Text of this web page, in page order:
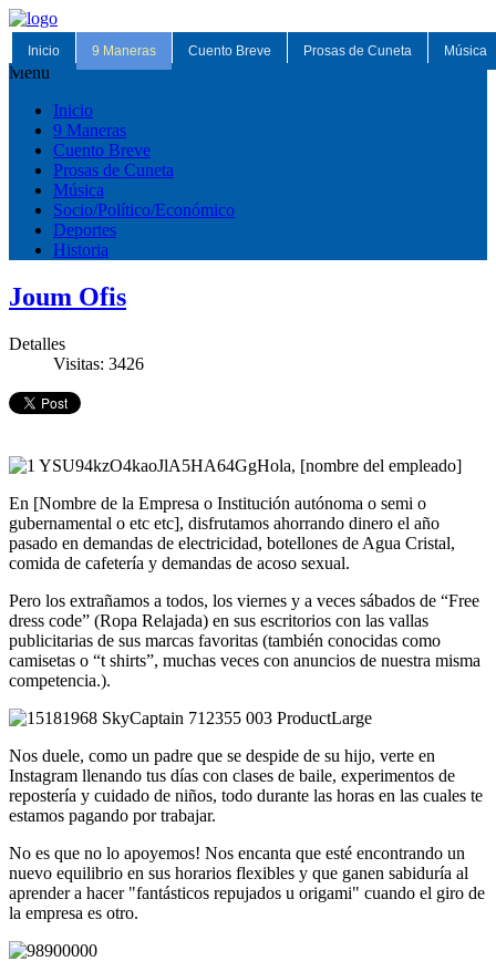
Inicio 9 Maneras Cuento Breve Prosas de Cuneta Música
Menu
Inicio
9 Maneras
Cuento Breve
Prosas de Cuneta
Música
Socio/Político/Económico
Deportes
Historia
Joum Ofis
Detalles
Visitas: 3426
Hola, [nombre del empleado]
En [Nombre de la Empresa o Institución autónoma o semi o
gubernamental o etc etc], disfrutamos ahorrando dinero el año
pasado en demandas de electricidad, botellones de Agua Cristal,
comida de cafetería y demandas de acoso sexual.
Pero los extrañamos a todos, los viernes y a veces sábados de “Free
dress code” (Ropa Relajada) en sus escritorios con las vallas
publicitarias de sus marcas favoritas (también conocidas como
camisetas o “t shirts”, muchas veces con anuncios de nuestra misma
competencia.).
Nos duele, como un padre que se despide de su hijo, verte en
Instagram llenando tus días con clases de baile, experimentos de
repostería y cuidado de niños, todo durante las horas en las cuales te
estamos pagando por trabajar.
No es que no lo apoyemos! Nos encanta que esté encontrando un
nuevo equilibrio en sus horarios flexibles y que ganen sabiduría al
aprender a hacer "fantásticos repujados u origami" cuando el giro de
la empresa es otro.